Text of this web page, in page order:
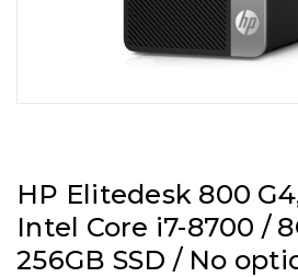
HP Elitedesk 800
Intel Core i7-8700 /
256GB SSD / No